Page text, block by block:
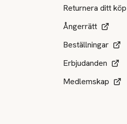
Returnera ditt köp
Ångerrätt
Beställningar
Erbjudanden
Medlemskap